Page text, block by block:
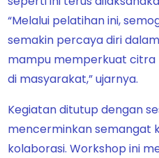
“Melalui pelatihan ini,
semakin percaya diri
mampu memperkuat citra
di masyarakat,” ujarnya.
Kegiatan ditutup dengan
mencerminkan semangat
kolaborasi. Workshop ini